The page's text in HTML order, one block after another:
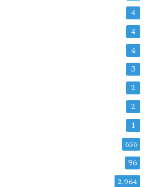
4
4
4
3
2
2
1
656
96
2,964